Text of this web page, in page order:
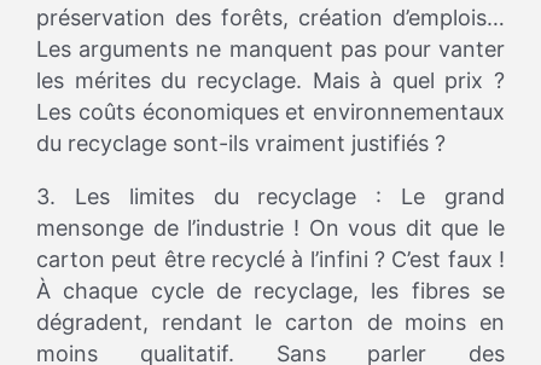
préservation des forêts, création d’emplois…
Les arguments ne manquent pas pour vanter
les mérites du recyclage. Mais à quel prix ?
Les coûts économiques et environnementaux
du recyclage sont-ils vraiment justifiés ?
3. Les limites du recyclage : Le grand
mensonge de l’industrie ! On vous dit que le
carton peut être recyclé à l’infini ? C’est faux !
À chaque cycle de recyclage, les fibres se
dégradent, rendant le carton de moins en
moins qualitatif. Sans parler des